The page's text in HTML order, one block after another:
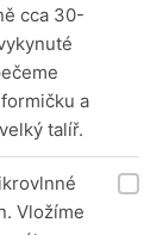
cca 30-
a
talíř.
Vložíme